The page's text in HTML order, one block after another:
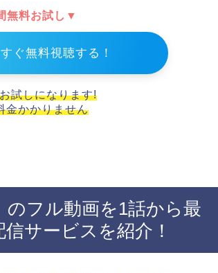
無料お試し▼
ぐ無料視聴する！
試しになります!
金かかりません
フル動画を1話から最
サービスを紹介！